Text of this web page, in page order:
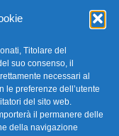
Titolare del
suo consenso, il
necessari al
le preferenze dell’utente
del sito web.
il permanere delle
della navigazione